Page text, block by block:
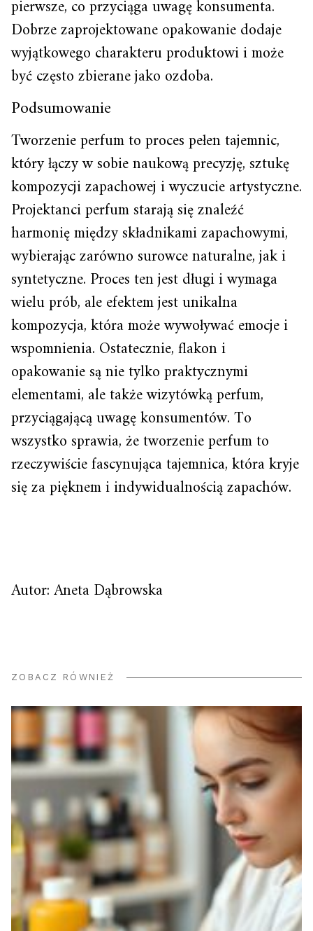
pierwsze, co przyciąga uwagę konsumenta.
Dobrze zaprojektowane opakowanie dodaje
wyjątkowego charakteru produktowi i może
być często zbierane jako ozdoba.
Podsumowanie
Tworzenie perfum to proces pełen tajemnic,
który łączy w sobie naukową precyzję, sztukę
kompozycji zapachowej i wyczucie artystyczne.
Projektanci perfum starają się znaleźć
harmonię między składnikami zapachowymi,
wybierając zarówno surowce naturalne, jak i
syntetyczne. Proces ten jest długi i wymaga
wielu prób, ale efektem jest unikalna
kompozycja, która może wywoływać emocje i
wspomnienia. Ostatecznie, flakon i
opakowanie są nie tylko praktycznymi
elementami, ale także wizytówką perfum,
przyciągającą uwagę konsumentów. To
wszystko sprawia, że tworzenie perfum to
rzeczywiście fascynująca tajemnica, która kryje
się za pięknem i indywidualnością zapachów.
Autor: Aneta Dąbrowska
ZOBACZ RÓWNIEŻ